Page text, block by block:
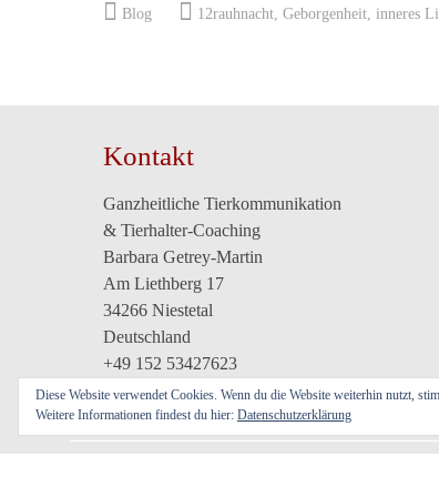
Blog 12rauhnacht, Geborgenheit, inneres
Kontakt
Ganzheitliche Tierkommunikation
& Tierhalter-Coaching
Barbara Getrey-Martin
Am Liethberg 17
34266 Niestetal
Deutschland
+49 152 53427623
info@tierfrequenzen.de
Diese Website verwendet Cookies. Wenn du die Website weiterhin nutzt,
Weitere Informationen findest du hier: Datenschutzerklärung